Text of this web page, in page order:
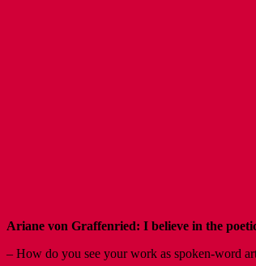
Ariane von Graffenried: I believe in the
– How do you see your work as spoken-word